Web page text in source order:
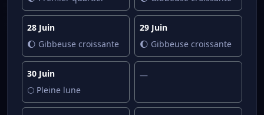
28 Juin
🌔 Gibbeuse croissante
29 Juin
🌔 Gibbeuse croissante
30 Juin
🌕 Pleine lune
—